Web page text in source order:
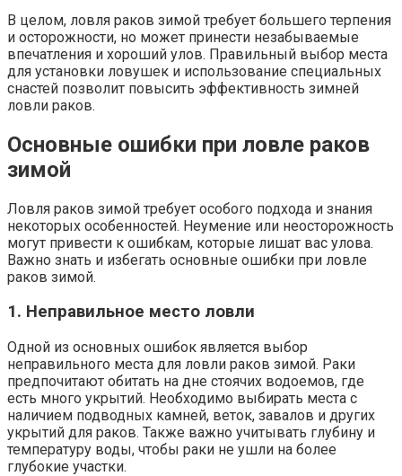
В целом, ловля раков зимой требует большего терпения
и осторожности, но может принести незабываемые
впечатления и хороший улов. Правильный выбор места
для установки ловушек и использование специальных
снастей позволит повысить эффективность зимней
ловли раков.
Основные ошибки при ловле раков
зимой
Ловля раков зимой требует особого подхода и знания
некоторых особенностей. Неумение или неосторожность
могут привести к ошибкам, которые лишат вас улова.
Важно знать и избегать основные ошибки при ловле
раков зимой.
1. Неправильное место ловли
Одной из основных ошибок является выбор
неправильного места для ловли раков зимой. Раки
предпочитают обитать на дне стоячих водоемов, где
есть много укрытий. Необходимо выбирать места с
наличием подводных камней, веток, завалов и других
укрытий для раков. Также важно учитывать глубину и
температуру воды, чтобы раки не ушли на более
глубокие участки.